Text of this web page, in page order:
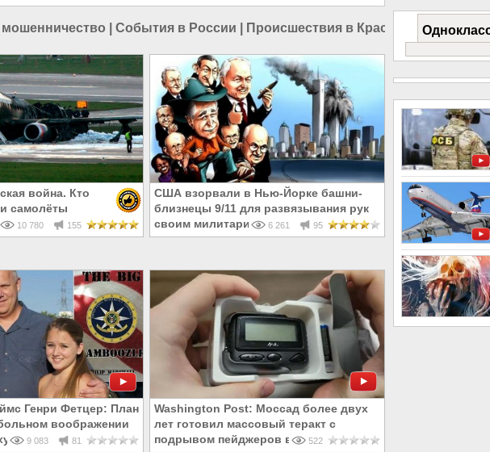
События в России Происшествия в Красноярске|
война. Кто
самолёты
10 780 155
США взорвали в Нью-Йорке башни-
близнецы 9/11 для развязывания рук
своим милитаристам6 261 95
Генри Фетцер: План
воображении
9 083 81
Washington Post: Моссад более двух
лет готовил массовый теракт с
подрывом пейджеров в Ливане
522